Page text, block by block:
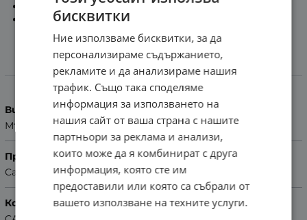
Гаранция:2 Години
БЕЗПЛАТНА ДОСТАВКА
Характеристики
Вид на часовника
Мъжки
Производител
Casio
Колекция
бисквитки
Ние използваме бисквитки, за да
персонализираме съдържанието,
рекламите и да анализираме нашия
трафик. Също така споделяме
информация за използването на
нашия сайт от ваша страна с нашите
партньори за реклама и анализи,
които може да я комбинират с друга
информация, която сте им
предоставили или която са събрали от
вашето използване на техните услуги.